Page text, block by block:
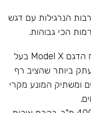
הנרגילות עם דגש
הכי גבוהות.
חדשנות - יצירת טרנד עם פיתוח הדגם Model X בעל
ביותר שהציב רף
ומשתיק המונע מקרי